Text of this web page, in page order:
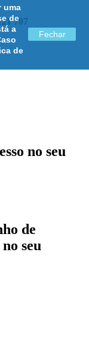
uma
de
a
de
Fechar
707
no seu
de
seu